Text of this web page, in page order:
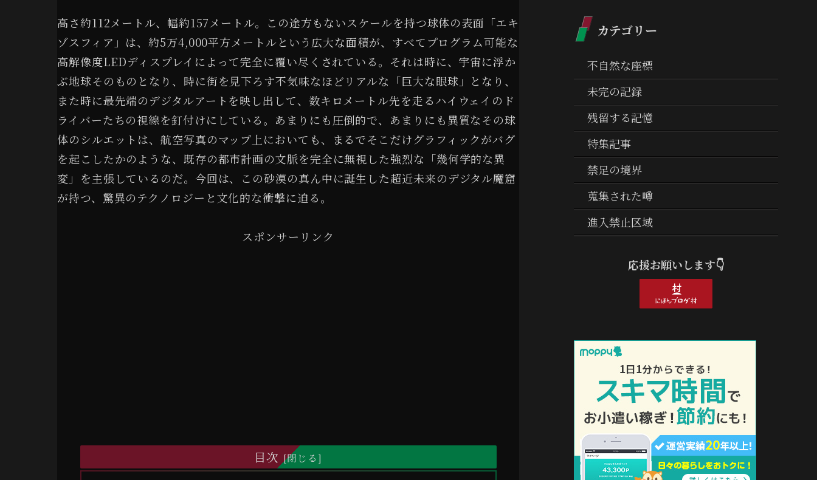
高さ約112メートル、幅約157メートル。この途方もないスケールを持つ球体の表面「エキ
ゾスフィア」は、約5万4,000平方メートルという広大な面積が、すべてプログラム可能な
高解像度LEDディスプレイによって完全に覆い尽くされている。それは時に、宇宙に浮か
ぶ地球そのものとなり、時に街を見下ろす不気味なほどリアルな「巨大な眼球」となり、
また時に最先端のデジタルアートを映し出して、数キロメートル先を走るハイウェイのド
ライバーたちの視線を釘付けにしている。あまりにも圧倒的で、あまりにも異質なその球
体のシルエットは、航空写真のマップ上においても、まるでそこだけグラフィックがバグ
を起こしたかのような、既存の都市計画の文脈を完全に無視した強烈な「幾何学的な異
変」を主張しているのだ。今回は、この砂漠の真ん中に誕生した超近未来のデジタル魔窟
が持つ、驚異のテクノロジーと文化的な衝撃に迫る。
スポンサーリンク
目次
カテゴリー
不自然な座標
未完の記録
残留する記憶
特集記事
禁足の境界
蒐集された噂
進入禁止区域
応援お願いします👇